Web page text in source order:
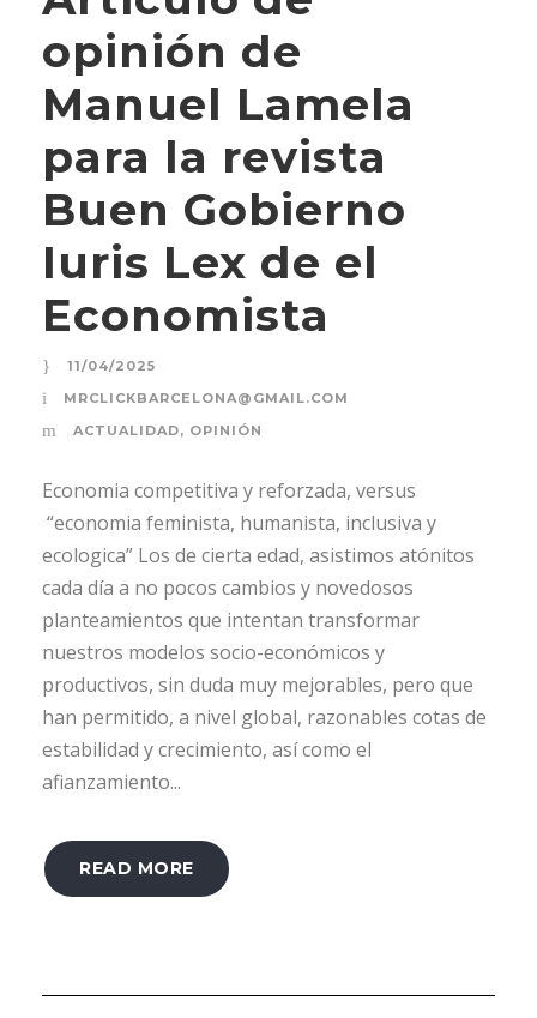
opinión de
Manuel Lamela
para la revista
Buen Gobierno
Iuris Lex de el
Economista
11/04/2025
MRCLICKBARCELONA@GMAIL.COM
ACTUALIDAD, OPINIÓN
Economia competitiva y reforzada, versus
“economia feminista, humanista, inclusiva y
ecologica” Los de cierta edad, asistimos atónitos
cada día a no pocos cambios y novedosos
planteamientos que intentan transformar
nuestros modelos socio-económicos y
productivos, sin duda muy mejorables, pero que
han permitido, a nivel global, razonables cotas de
estabilidad y crecimiento, así como el
afianzamiento...
READ MORE